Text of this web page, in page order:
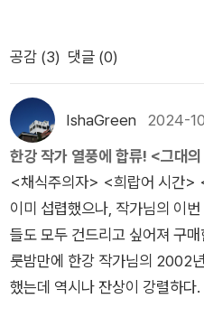
딸 한강, 인간 한강을 마주하는
하던 어린 한강을 상상하며 읽은 「종이 피아노」는 비슷한 경험이
있어 더 애틋했다. 딸이 원하는
부모의 마음은 어땠을까. 형편이
아빠를 위해 일 년만 다녀주라
이 되어 다니게 된 피아노 학원의 이야기 「저녁 여섯 시, 검고 긴
바늘」은 피아노 소리가 들리는
노에 대해 말할 수 있기를. 그런
『소년이 온다』를 읽기 전이나
이 두 사람도 여러 번의 충돌
단계에 이를지도 모르겠다. 그것
시적인 문제」, 「질병 통역사」,
한 가지 공통점은 아내(여성)의
는 것이다. 남성이 여성을 바라
다. 작가가 여성이기에 더욱 흥
함으로서 서로가 타자화 하는
지층에 깔려있는 가부장적인
함께 있어도 서로를 외롭게 하
와 고통에만 집중하는 사람은
고 외롭게한다는 생각은 자연스
러면서 감정은 무뎌져가고, 다
서 그렇게 작품활동을 계속해
들 뿐이었다. [짐짓 실연당한 사
고개를 끄덕여 주었다. 그녀는
날픈 마음을 가진 소녀였다. 그
혐오의 눈길을 쏘아 보냈던 남
는가.] P.122그러다가 우연히
는 예전의 L이 아니었고 살이
보다 더 망가져 있었다. 그녀는
을 여는 고통의 행위이다. 그 책
어지고, 다시 다른 문을 열어야
『소년이 온다』 『흰』 『작별하
“2012년 겨울, 그 책을 쓰기 위
꾸기 시작했다. 처음에는 직접
별하지 않는다』17p)”“학살과
서, 언젠가 고통을 뿌리칠 수 있
여읠 수 있을 거라고, 어떻게 나
은 그 휴지조각이 아파서가 아
위의 폭력성 때문이란 생각을 했다. 「내 여자의 열매」에서
가고 온 몸에 멍이 들어가던 아
다. 남편은 외로움과 고독 속에
열매를 화분에 심으며, 봄이 오
각을 한다. 이 단편의 가장 인상
작고 무심한 동작 하나에도 마
수 있으며, 얼마나 폭력적일 수 있는가
열매」는 『채식주의자』로 나아
미완성이라든가 습작처럼 보인
과 거부하는 심리가 『채식주의
공감 (3) 댓글 (0)
IshaGreen 2024-
한강 작가 열풍에 합류! <그대
<채식주의자> <희랍어 시간>
이미 섭렵했으나, 작가님의 이
들도 모두 건드리고 싶어져 구매
룻밤만에 한강 작가님의 2002
했는데 역시나 잔상이 강렬하다